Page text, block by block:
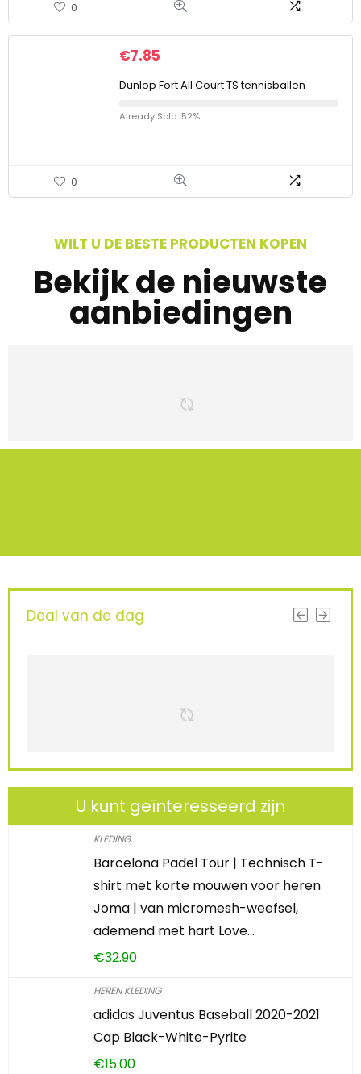
0
€7.85
Dunlop Fort All Court TS tennisballen
Already Sold: 52%
0
WILT U DE BESTE PRODUCTEN KOPEN
Bekijk de nieuwste
aanbiedingen
Deal van de dag
U kunt geïnteresseerd zijn
KLEDING
Barcelona Padel Tour | Technisch T-
shirt met korte mouwen voor heren
Joma | van micromesh-weefsel,
ademend met hart Love…
€32.90
HEREN KLEDING
adidas Juventus Baseball 2020-2021
Cap Black-White-Pyrite
€15.00